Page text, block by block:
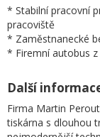
* Stabilní pracovní
pracoviště
* Zaměstnanecké
* Firemní autobus z
Další
Firma Martin
tiskárna s dlouhou